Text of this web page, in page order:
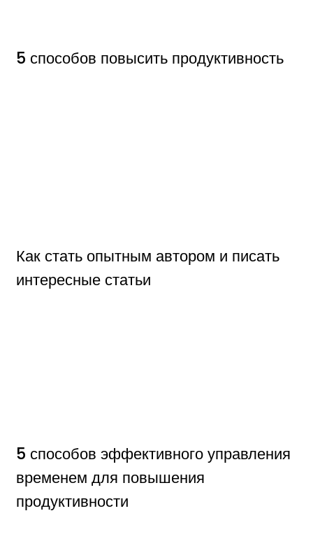
5 способов повысить продуктивность
Как стать опытным автором и писать
интересные статьи
5 способов эффективного управления
временем для повышения
продуктивности